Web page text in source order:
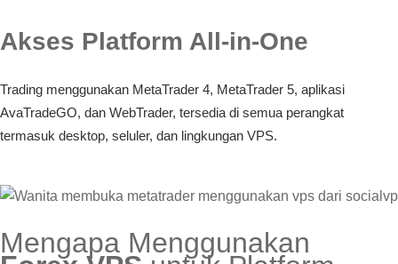
Akses Platform All-in-One
Trading menggunakan MetaTrader 4, MetaTrader 5, aplikasi
AvaTradeGO, dan WebTrader, tersedia di semua perangkat
termasuk desktop, seluler, dan lingkungan VPS.
Mengapa Menggunakan